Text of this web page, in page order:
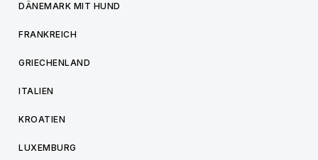
DÄNEMARK MIT HUND
FRANKREICH
GRIECHENLAND
ITALIEN
KROATIEN
LUXEMBURG